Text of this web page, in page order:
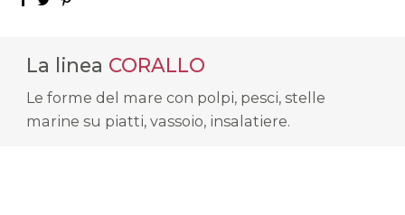
La linea CORALLO
Le forme del mare con polpi, pesci, stelle
marine su piatti, vassoio, insalatiere.